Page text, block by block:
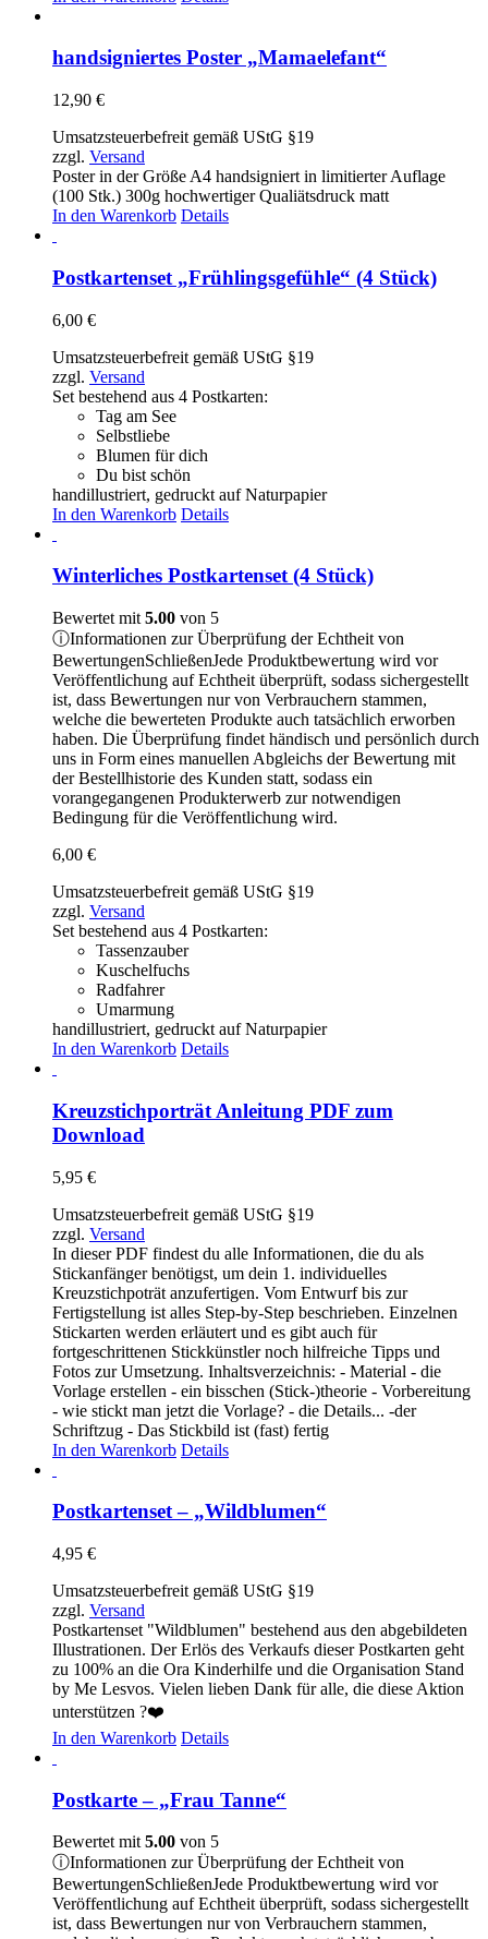
handsigniertes Poster „Mamaelefant“
12,90 €
Umsatzsteuerbefreit gemäß UStG §19
zzgl. Versand
Poster in der Größe A4 handsigniert in limitierter Auflage
(100 Stk.) 300g hochwertiger Qualiätsdruck matt
In den Warenkorb Details
Postkartenset „Frühlingsgefühle“ (4 Stück)
6,00 €
Umsatzsteuerbefreit gemäß UStG §19
zzgl. Versand
Set bestehend aus 4 Postkarten:
Tag am See
Selbstliebe
Blumen für dich
Du bist schön
handillustriert, gedruckt auf Naturpapier
In den Warenkorb Details
Winterliches Postkartenset (4 Stück)
Bewertet mit 5.00 von 5
ⓘInformationen zur Überprüfung der Echtheit von
BewertungenSchließenJede Produktbewertung wird vor
Veröffentlichung auf Echtheit überprüft, sodass sichergestellt
ist, dass Bewertungen nur von Verbrauchern stammen,
welche die bewerteten Produkte auch tatsächlich erworben
haben. Die Überprüfung findet händisch und persönlich durch
uns in Form eines manuellen Abgleichs der Bewertung mit
der Bestellhistorie des Kunden statt, sodass ein
vorangegangenen Produkterwerb zur notwendigen
Bedingung für die Veröffentlichung wird.
6,00 €
Umsatzsteuerbefreit gemäß UStG §19
zzgl. Versand
Set bestehend aus 4 Postkarten:
Tassenzauber
Kuschelfuchs
Radfahrer
Umarmung
handillustriert, gedruckt auf Naturpapier
In den Warenkorb Details
Kreuzstichporträt Anleitung PDF zum
Download
5,95 €
Umsatzsteuerbefreit gemäß UStG §19
zzgl. Versand
In dieser PDF findest du alle Informationen, die du als
Stickanfänger benötigst, um dein 1. individuelles
Kreuzstichpoträt anzufertigen. Vom Entwurf bis zur
Fertigstellung ist alles Step-by-Step beschrieben. Einzelnen
Stickarten werden erläutert und es gibt auch für
fortgeschrittenen Stickkünstler noch hilfreiche Tipps und
Fotos zur Umsetzung. Inhaltsverzeichnis: - Material - die
Vorlage erstellen - ein bisschen (Stick-)theorie - Vorbereitung
- wie stickt man jetzt die Vorlage? - die Details... -der
Schriftzug - Das Stickbild ist (fast) fertig
In den Warenkorb Details
Postkartenset – „Wildblumen“
4,95 €
Umsatzsteuerbefreit gemäß UStG §19
zzgl. Versand
Postkartenset "Wildblumen" bestehend aus den abgebildeten
Illustrationen. Der Erlös des Verkaufs dieser Postkarten geht
zu 100% an die Ora Kinderhilfe und die Organisation Stand
by Me Lesvos. Vielen lieben Dank für alle, die diese Aktion
unterstützen ?❤️
In den Warenkorb Details
Postkarte – „Frau Tanne“
Bewertet mit 5.00 von 5
ⓘInformationen zur Überprüfung der Echtheit von
BewertungenSchließenJede Produktbewertung wird vor
Veröffentlichung auf Echtheit überprüft, sodass sichergestellt
ist, dass Bewertungen nur von Verbrauchern stammen,